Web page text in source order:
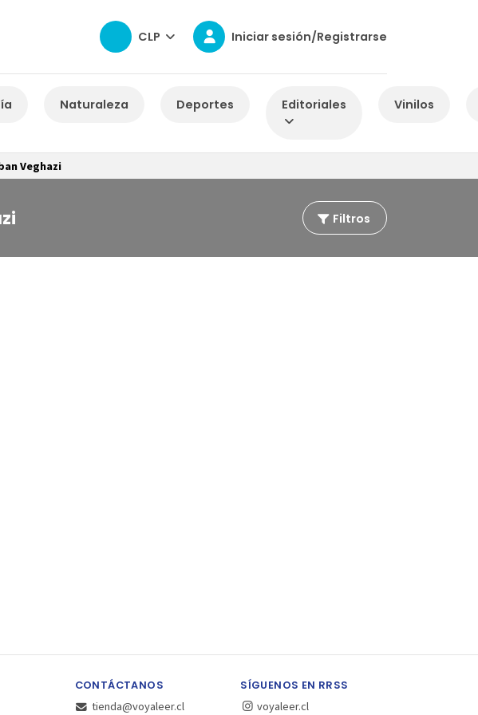
CLP Iniciar sesión/Registrarse
Naturaleza Deportes Editoriales Vinilos
Veghazi
Filtros
CONTÁCTANOS
tienda@voyaleer.cl
SÍGUENOS EN RRSS
voyaleer.cl